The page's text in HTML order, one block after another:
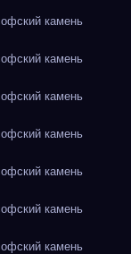
камень
камень
камень
камень
камень
камень
камень